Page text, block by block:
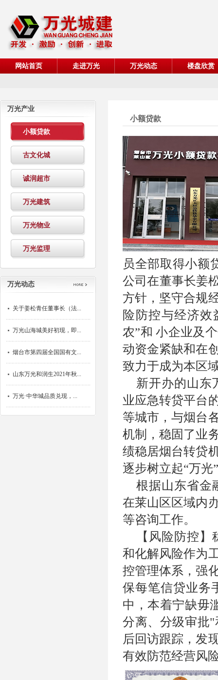
网站首页 走进万光 万光动态 楼盘欣赏
万光产业
小额贷款
古文化城
诚润超市
万光建筑
万光物业
万光监理
万光动态
关于姜松青任董事长（法...
万光山海城美好初现，即...
烟台市第四届全国国有文...
山东万光和润生2021年秋...
万光·中华城品质兑现，...
小额贷款
员全部取得小额
公司在董事长姜
方针，坚守合规
险防控与经济
农”和 小企业及
动资金紧缺和在
致力于成为本区
新开办的山东
业应急转贷平台
等城市，与烟台
机制，稳固了业
绩稳居烟台转贷
逐步树立起“万光
根据山东省金
在莱山区区域内
等咨询工作。
【风险防控
和化解风险作为
控管理体系，强
保每笔信贷业务
中，本着宁缺毋
分离、分级审批
后回访跟踪，发
有效防范经营风